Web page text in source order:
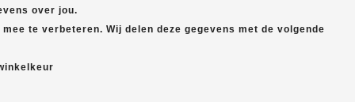
over jou.
te verbeteren. Wij delen deze gegevens met de volgende